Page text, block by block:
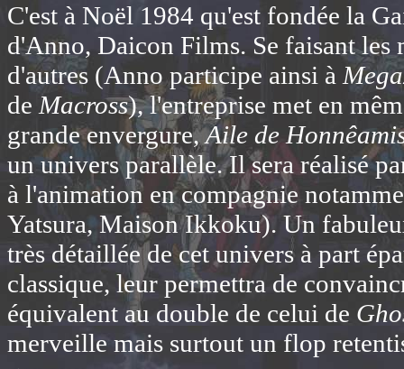
C'est à Noël 1984 qu'est fondée la
d'Anno, Daicon Films. Se faisant
d'autres (Anno participe ainsi à
de Macross), l'entreprise met en
grande envergure,Aile de
un univers parallèle. Il sera réalisé
à l'animation en compagnie
Yatsura, Maison Ikkoku). Un
très détaillée de cet univers à part
classique, leur permettra de
équivalent au double de celui de
merveille mais surtout un flop